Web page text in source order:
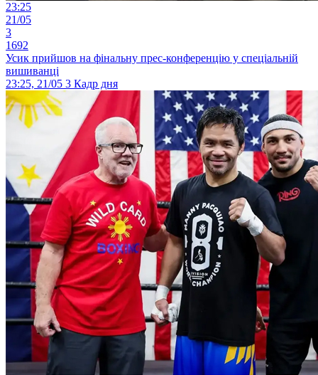
23:25
21/05
3
1692
Усик прийшов на фінальну прес-конференцію у спеціальній
вишиванці
23:25, 21/05 3 Кадр дня